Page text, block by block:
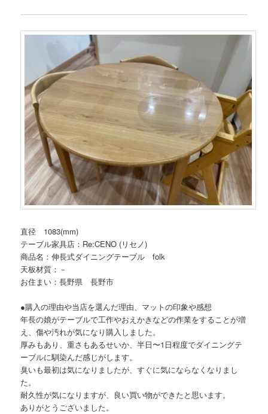
直径 1083(mm)
テーブル家具店：Re:CENO (リセノ)
商品名：伸長式ダイニングテーブル folk
天板材質：－
お住まい：長野県 長野市
●購入の理由や当店を選んだ理由、マットの印象や感想
年長の娘がテーブルで工作やおえかきなどの作業をすることが増
え、傷や汚れが気になり購入しました。
厚みもあり、重さもあるせいか、半日〜1日程度でダイニングテ
ーブルに馴染んだ感じがします。
臭いも最初は気になりましたが、すぐに気にならなくなりまし
た。
耐久性が気になりますが、良い買い物ができたと思います。
ありがとうございました。